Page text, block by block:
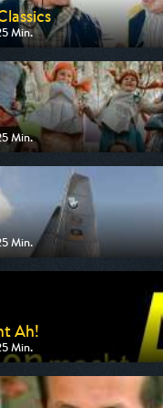
Min.
ZDF neo
Min.
Min.
Ah!
Min.